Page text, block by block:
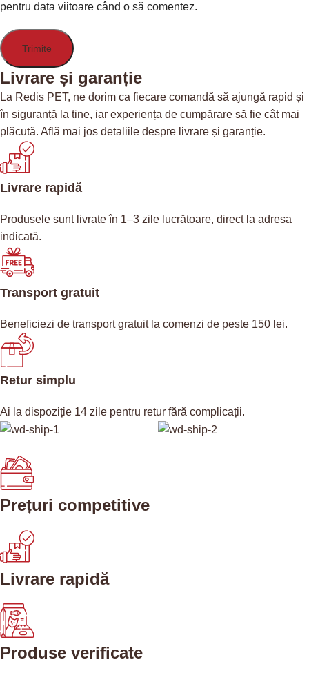
pentru data viitoare când o să comentez.
Livrare și garanție
La Redis PET, ne dorim ca fiecare comandă să ajungă rapid și
în siguranță la tine, iar experiența de cumpărare să fie cât mai
plăcută. Află mai jos detaliile despre livrare și garanție.
Livrare rapidă
Produsele sunt livrate în 1–3 zile lucrătoare, direct la adresa
indicată.
Transport gratuit
Beneficiezi de transport gratuit la comenzi de peste 150 lei.
Retur simplu
Ai la dispoziție 14 zile pentru retur fără complicații.
Prețuri competitive
Livrare rapidă
Produse verificate